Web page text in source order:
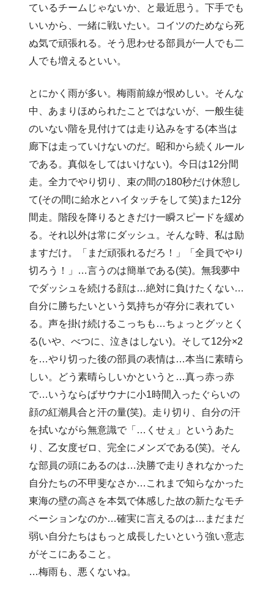
ているチームじゃないか、と最近思う。下手でも
いいから、一緒に戦いたい。コイツのためなら死
ぬ気で頑張れる。そう思わせる部員が一人でも二
人でも増えるといい。
とにかく雨が多い。梅雨前線が恨めしい。そんな
中、あまりほめられたことではないが、一般生徒
のいない階を見付けては走り込みをする(本当は
廊下は走っていけないのだ。昭和から続くルール
である。真似をしてはいけない)。今日は12分間
走。全力でやり切り、束の間の180秒だけ休憩し
て(その間に給水とハイタッチをして笑)また12分
間走。階段を降りるときだけ一瞬スピードを緩め
る。それ以外は常にダッシュ。そんな時、私は励
ますだけ。「まだ頑張れるだろ！」「全員でやり
切ろう！」…言うのは簡単である(笑)。無我夢中
でダッシュを続ける顔は…絶対に負けたくない…
自分に勝ちたいという気持ちが存分に表れてい
る。声を掛け続けるこっちも…ちょっとグッとく
る(いや、べつに、泣きはしない)。そして12分×2
を…やり切った後の部員の表情は…本当に素晴ら
しい。どう素晴らしいかというと…真っ赤っ赤
で…いうならばサウナに小1時間入ったぐらいの
顔の紅潮具合と汗の量(笑)。走り切り、自分の汗
を拭いながら無意識で「…くせぇ」というあた
り、乙女度ゼロ、完全にメンズである(笑)。そん
な部員の頭にあるのは…決勝で走りきれなかった
自分たちの不甲斐なさか…これまで知らなかった
東海の壁の高さを本気で体感した故の新たなモチ
ベーションなのか…確実に言えるのは…まだまだ
弱い自分たちはもっと成長したいという強い意志
がそこにあること。
…梅雨も、悪くないね。